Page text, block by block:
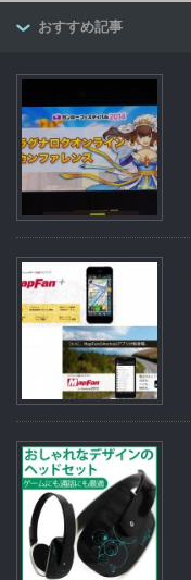
おすすめ記事